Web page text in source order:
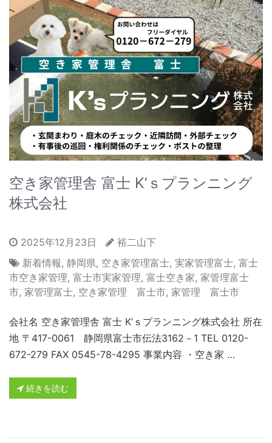
空き家管理舎 富士 K’ｓプランニング
株式会社
2025年12月23日
裕二山下
新着情報 , 静岡県, 空き家管理富士, 実家管理富士, 富士
市空き家管理, 富士市実家管理, 富士空き家, 家管理富士
市, 家管理富士, 空き家管理 富士市, 家管理 富士市
会社名 空き家管理舎 富士 K’ｓプランニング株式会社 所在
地 〒417-0061 静岡県富士市伝法3162－1 TEL 0120-
672-279 FAX 0545-78-4295 事業内容 ・空き家 …
続きを読む